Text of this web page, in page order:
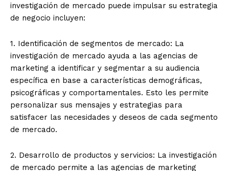
investigación de mercado puede impulsar su estrategia
de negocio incluyen:
1. Identificación de segmentos de mercado: La
investigación de mercado ayuda a las agencias de
marketing a identificar y segmentar a su audiencia
específica en base a características demográficas,
psicográficas y comportamentales. Esto les permite
personalizar sus mensajes y estrategias para
satisfacer las necesidades y deseos de cada segmento
de mercado.
2. Desarrollo de productos y servicios: La investigación
de mercado permite a las agencias de marketing